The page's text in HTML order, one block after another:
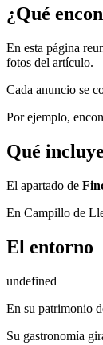
¿Qué
En esta página
fotos del artículo.
Cada anuncio se
Por ejemplo,
Qué
El apartado de
En Campillo de
El entorno
undefined
En su patrimonio
Su gastronomía